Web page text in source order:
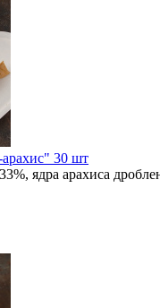
30 шт
ядра арахиса